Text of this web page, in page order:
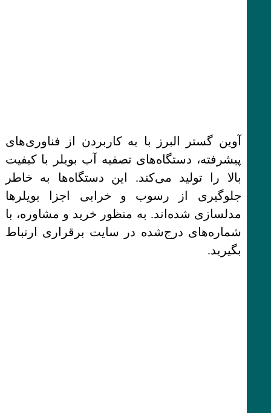
آوین گستر البرز با به کاربردن از فناوری‌های
پیشرفته، دستگاه‌های تصفیه آب بویلر با کیفیت
بالا را تولید می‌کند. این دستگاه‌ها به خاطر
جلوگیری از رسوب و خرابی اجزا بویلرها
مدلسازی شده‌اند. به منظور خرید و مشاوره، با
شماره‌های درج‌شده در سایت برقراری ارتباط
بگیرید.